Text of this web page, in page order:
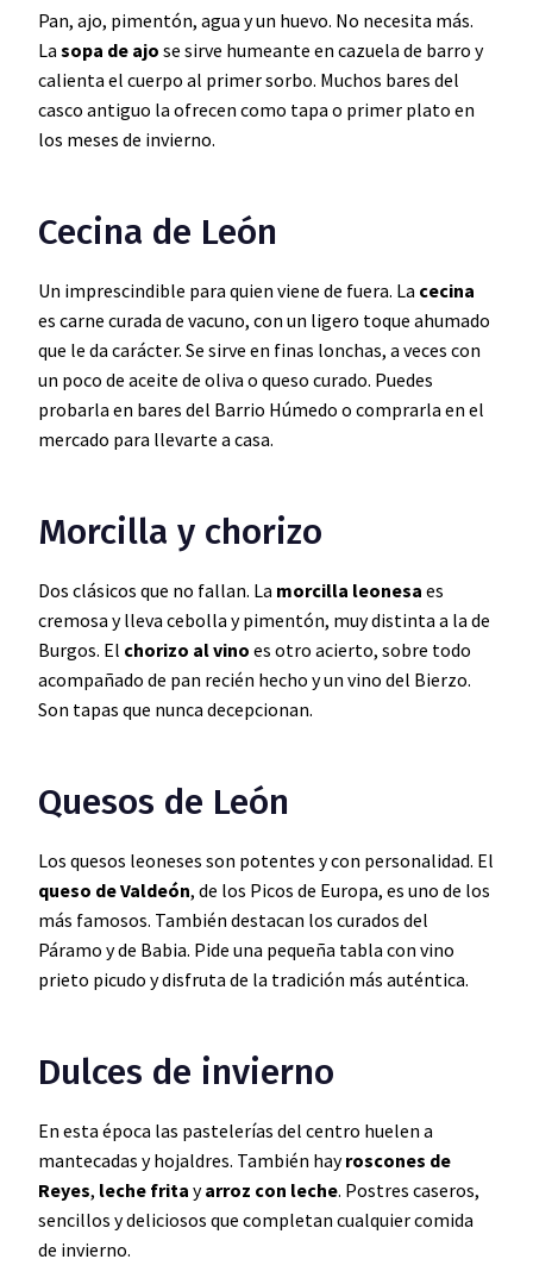
Pan, ajo, pimentón, agua y un huevo. No necesita más.
La sopa de ajo se sirve humeante en cazuela de barro y
calienta el cuerpo al primer sorbo. Muchos bares del
casco antiguo la ofrecen como tapa o primer plato en
los meses de invierno.
Cecina de León
Un imprescindible para quien viene de fuera. La cecina
es carne curada de vacuno, con un ligero toque ahumado
que le da carácter. Se sirve en finas lonchas, a veces con
un poco de aceite de oliva o queso curado. Puedes
probarla en bares del Barrio Húmedo o comprarla en el
mercado para llevarte a casa.
Morcilla y chorizo
Dos clásicos que no fallan. La morcilla leonesa es
cremosa y lleva cebolla y pimentón, muy distinta a la de
Burgos. El chorizo al vino es otro acierto, sobre todo
acompañado de pan recién hecho y un vino del Bierzo.
Son tapas que nunca decepcionan.
Quesos de León
Los quesos leoneses son potentes y con personalidad. El
queso de Valdeón, de los Picos de Europa, es uno de los
más famosos. También destacan los curados del
Páramo y de Babia. Pide una pequeña tabla con vino
prieto picudo y disfruta de la tradición más auténtica.
Dulces de invierno
En esta época las pastelerías del centro huelen a
mantecadas y hojaldres. También hayroscones de
Reyes, leche frita yarroz con leche. Postres caseros,
sencillos y deliciosos que completan cualquier comida
de invierno.